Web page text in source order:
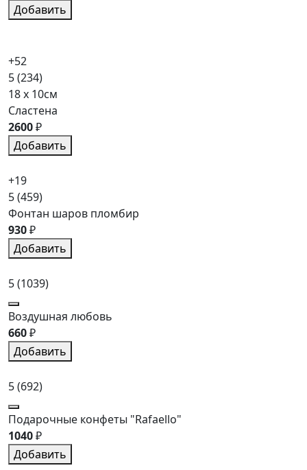
Добавить
+52
5(234)
18 x 10см
Сластена
2600₽
Добавить
+19
5(459)
Фонтан шаров пломбир
930₽
Добавить
5(1039)
Воздушная любовь
660₽
Добавить
5(692)
Подарочные конфеты "Rafaello"
1040₽
Добавить